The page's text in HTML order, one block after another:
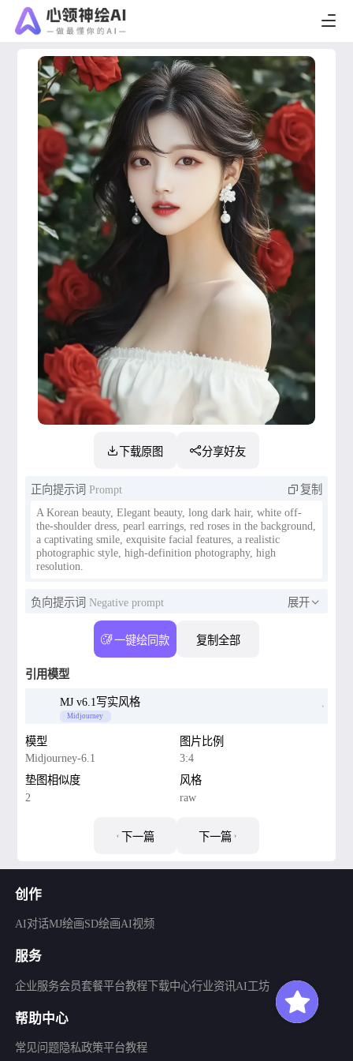
下载原图 分享好友
正向提示词 Prompt
复制
A Korean beauty, Elegant beauty, long dark hair, white off-
the-shoulder dress, pearl earrings, red roses in the background,
a captivating smile, exquisite facial features, a realistic
photographic style, high-definition photography, high
resolution.
负向提示词 Negative prompt 展开
一键绘同款 复制全部
引用模型
MJ v6.1写实风格
Midjourney
模型
Midjourney-6.1
图片比例
3:4
垫图相似度
2
风格
raw
下一篇 下一篇
创作
AI对话MJ绘画SD绘画AI视频
服务
企业服务会员套餐平台教程下载中心行业资讯AI工坊
帮助中心
常见问题隐私政策平台教程